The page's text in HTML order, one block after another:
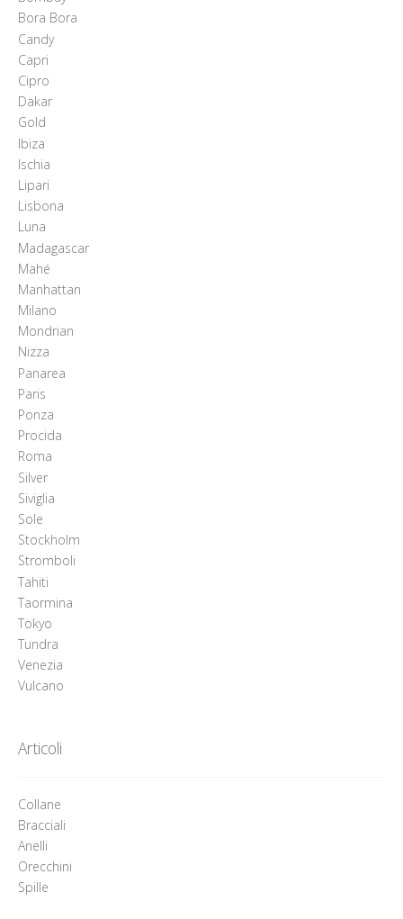
Bora Bora
Candy
Capri
Cipro
Dakar
Gold
Ibiza
Ischia
Lipari
Lisbona
Luna
Madagascar
Mahé
Manhattan
Milano
Mondrian
Nizza
Panarea
Paris
Ponza
Procida
Roma
Silver
Siviglia
Sole
Stockholm
Stromboli
Tahiti
Taormina
Tokyo
Tundra
Venezia
Vulcano
Articoli
Collane
Bracciali
Anelli
Orecchini
Spille